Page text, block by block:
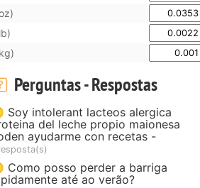
Perguntas - Respostas
Soy intolerant lacteos alergica
del leche propio maionesa
ayudarme con recetas -
Como posso perder a barriga
até ao verão?